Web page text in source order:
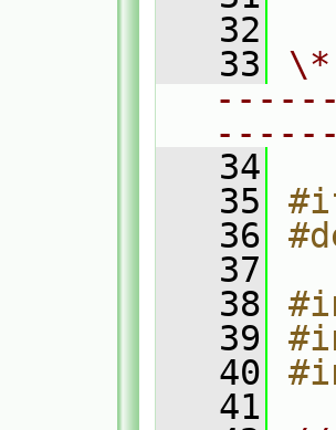
   32
   33
   34
   35
   36
   37
   38
   39
   40
   41